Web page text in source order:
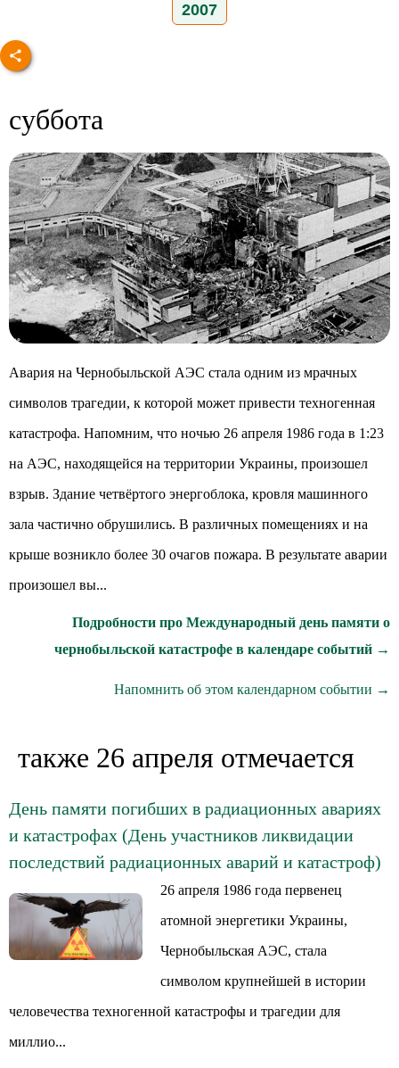
2007
суббота
Авария на Чернобыльской АЭС стала одним из мрачных
символов трагедии, к которой может привести техногенная
катастрофа. Напомним, что ночью 26 апреля 1986 года в 1:23
на АЭС, находящейся на территории Украины, произошел
взрыв. Здание четвёртого энергоблока, кровля машинного
зала частично обрушились. В различных помещениях и на
крыше возникло более 30 очагов пожара. В результате аварии
произошел вы...
Подробности про Международный день памяти о
чернобыльской катастрофе в календаре событий →
Напомнить об этом календарном событии →
также 26 апреля отмечается
День памяти погибших в радиационных авариях
и катастрофах (День участников ликвидации
последствий радиационных аварий и катастроф)
26 апреля 1986 года первенец
атомной энергетики Украины,
Чернобыльская АЭС, стала
символом крупнейшей в истории
человечества техногенной катастрофы и трагедии для
миллио...